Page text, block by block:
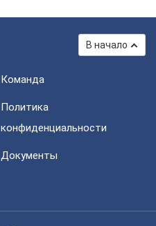
В начало
Команда
Политика
конфиденциальности
Документы